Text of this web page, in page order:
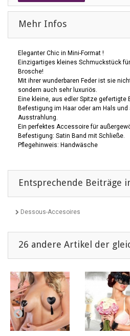
Mehr Infos
Eleganter Chic in Mini-Format !
Einzigartiges kleines Schmuckstück
Brosche!
Mit ihrer wunderbaren Feder ist sie
sondern auch sehr luxuriös.
Eine kleine, aus edler Spitze gefertigte
Befestigung im Haar oder am Hals
Ausstrahlung.
Ein perfektes Accessoire für
Befestigung: Satin Band mit Schließe.
Pflegehinweis: Handwäsche
Entsprechende Beiträge
Dessous-Accesoires
26 andere Artikel der